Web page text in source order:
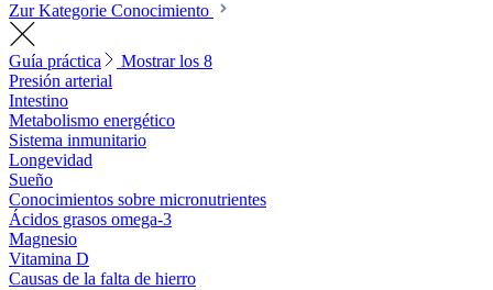
Zur Kategorie Conocimiento
Guía práctica
Mostrar los 8
Presión arterial
Intestino
Metabolismo energético
Sistema inmunitario
Longevidad
Sueño
Conocimientos sobre micronutrientes
Ácidos grasos omega-3
Magnesio
Vitamina D
Causas de la falta de hierro